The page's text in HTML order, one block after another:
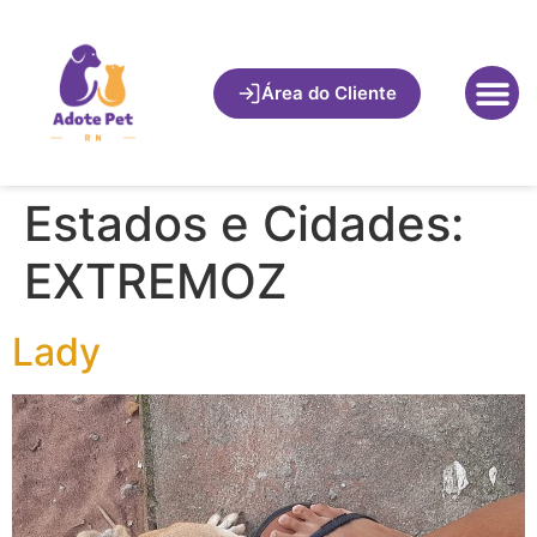
Área do Cliente
Estados e Cidades:
EXTREMOZ
Lady